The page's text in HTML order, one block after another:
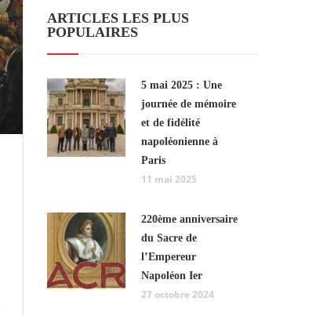
ARTICLES LES PLUS
POPULAIRES
5 mai 2025 : Une
journée de mémoire
et de fidélité
napoléonienne à
Paris
11 mai 2025
220ème anniversaire
du Sacre de
l’Empereur
Napoléon Ier
27 octobre 2024